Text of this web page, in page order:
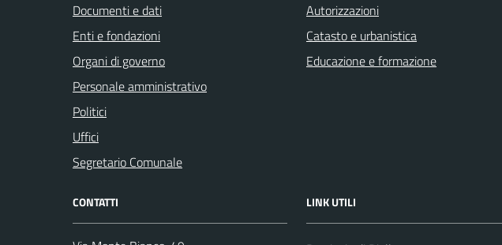
Documenti e dati
Enti e fondazioni
Organi di governo
Personale amministrativo
Politici
Uffici
Segretario Comunale
Autorizzazioni
Catasto e urbanistica
Educazione e formazione
CONTATTI LINK UTILI